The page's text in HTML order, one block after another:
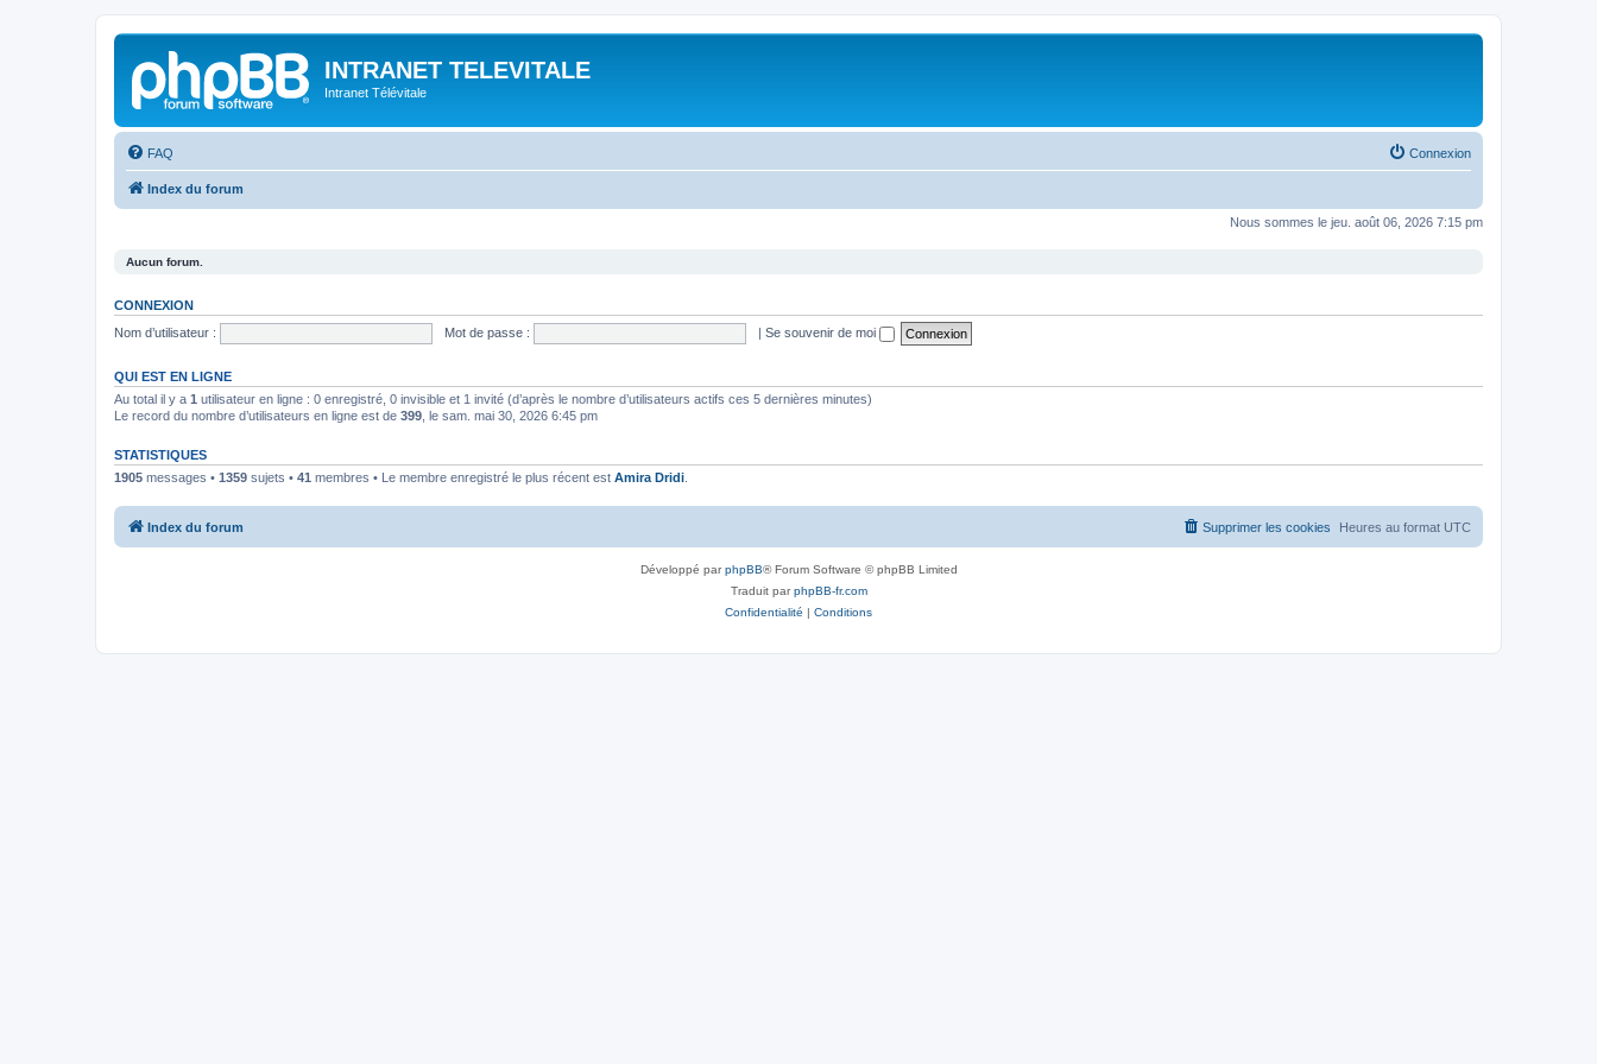
INTRANET TELEVITALE
Intranet Télévitale
FAQ Connexion
Index du forum
Nous sommes le jeu. août 06, 2026 7:15 pm
Aucun forum.
CONNEXION
Nom d’utilisateur :
Mot de passe : | Se souvenir de moi
QUI EST EN LIGNE
Au total il y a 1 utilisateur en ligne : 0 enregistré, 0 invisible et 1 invité (d’après le nombre d’utilisateurs actifs ces 5 dernières minutes)
Le record du nombre d’utilisateurs en ligne est de 399 , le sam. mai 30, 2026 6:45 pm
STATISTIQUES
1905 messages • 1359 sujets • 41 membres • Le membre enregistré le plus récent est Amira Dridi
Index du forum Heures au format UTC
Supprimer les cookies
Développé parphpBB® Forum Software © phpBB Limited
Traduit parphpBB-fr.com
Confidentialité | Conditions